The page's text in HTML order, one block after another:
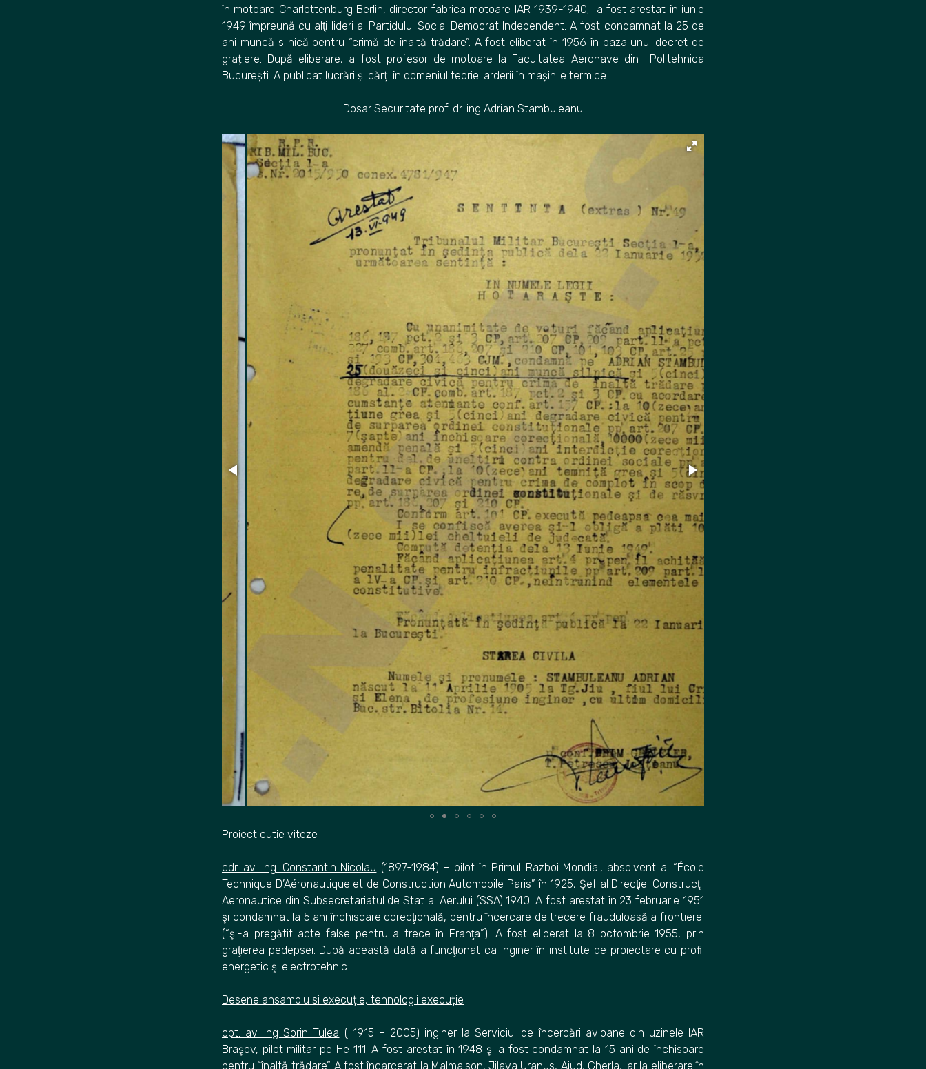
în motoare Charlottenburg Berlin, director fabrica motoare IAR 1939-1940; a fost arestat în iunie
1949 împreună cu alţi lideri ai Partidului Social Democrat Independent. A fost condamnat la 25 de
ani muncă silnică pentru “crimă de înaltă trădare”. A fost eliberat în 1956 în baza unui decret de
grațiere. După eliberare, a fost profesor de motoare la Facultatea Aeronave din Politehnica
București. A publicat lucrări și cărți în domeniul teoriei arderii în mașinile termice.
Dosar Securitate prof. dr. ing Adrian Stambuleanu
Proiect cutie viteze
cdr. av. ing. Constantin Nicolau (1897-1984) – pilot în Primul Razboi Mondial, absolvent al “École
Technique D’Aéronautique et de Construction Automobile Paris” în 1925, Şef al Direcţiei Construcţii
Aeronautice din Subsecretariatul de Stat al Aerului (SSA) 1940. A fost arestat în 23 februarie 1951
şi condamnat la 5 ani închisoare corecţională, pentru încercare de trecere frauduloasă a frontierei
(“şi-a pregătit acte false pentru a trece în Franţa”). A fost eliberat la 8 octombrie 1955, prin
graţierea pedepsei. După această dată a funcţionat ca inginer în institute de proiectare cu profil
energetic şi electrotehnic.
Desene ansamblu si execuție, tehnologii execuție
cpt. av. ing Sorin Tulea ( 1915 – 2005) inginer la Serviciul de încercări avioane din uzinele IAR
Braşov, pilot militar pe He 111. A fost arestat în 1948 şi a fost condamnat la 15 ani de închisoare
pentru “înaltă trădare”. A fost încarcerat la Malmaison, Jilava Uranus, Aiud, Gherla, iar la eliberare în